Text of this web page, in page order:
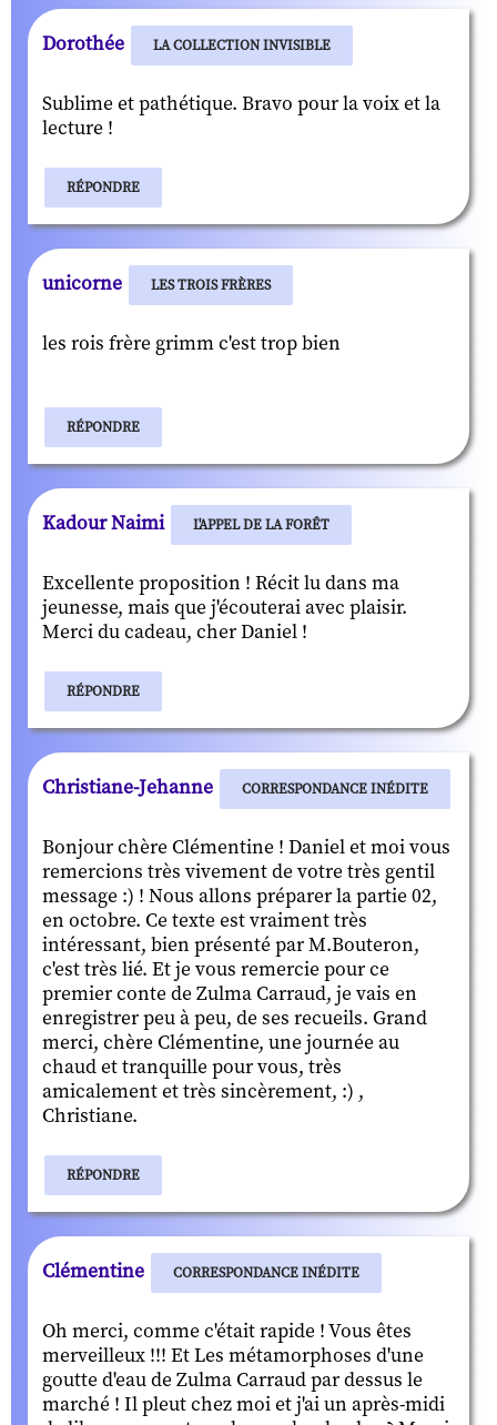
Dorothée LA COLLECTION INVISIBLE
Sublime et pathétique. Bravo pour la voix et la
lecture !
RÉPONDRE
unicorne LES TROIS FRÈRES
les rois frère grimm c'est trop bien
RÉPONDRE
Kadour Naimi L'APPEL DE LA FORÊT
Excellente proposition ! Récit lu dans ma
jeunesse, mais que j'écouterai avec plaisir.
Merci du cadeau, cher Daniel !
RÉPONDRE
Christiane-Jehanne CORRESPONDANCE INÉDITE
Bonjour chère Clémentine ! Daniel et moi vous
remercions très vivement de votre très gentil
message :) ! Nous allons préparer la partie 02,
en octobre. Ce texte est vraiment très
intéressant, bien présenté par M.Bouteron,
c'est très lié. Et je vous remercie pour ce
premier conte de Zulma Carraud, je vais en
enregistrer peu à peu, de ses recueils. Grand
merci, chère Clémentine, une journée au
chaud et tranquille pour vous, très
amicalement et très sincèrement, :) ,
Christiane.
RÉPONDRE
Clémentine CORRESPONDANCE INÉDITE
Oh merci, comme c'était rapide ! Vous êtes
merveilleux !!! Et Les métamorphoses d'une
goutte d'eau de Zulma Carraud par dessus le
marché ! Il pleut chez moi et j'ai un après-midi